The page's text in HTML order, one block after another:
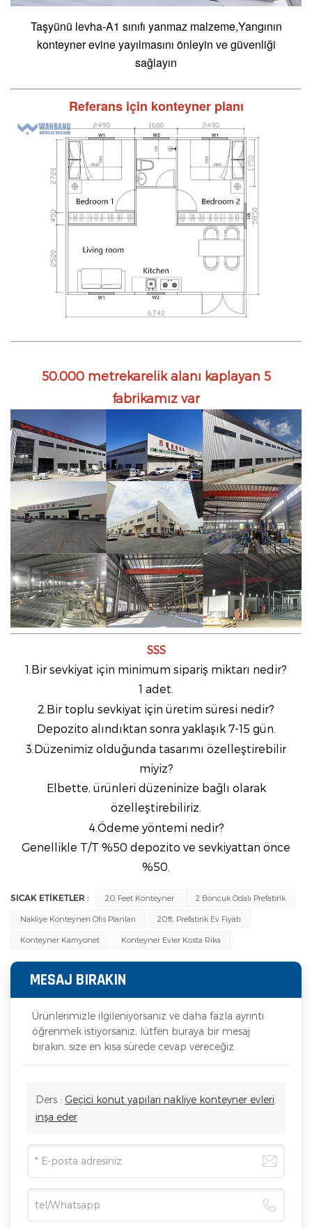
Taşyünü levha-A1 sınıfı yanmaz malzeme,Yangının
konteyner evine yayılmasını önleyin ve güvenliği
sağlayın
Referans için konteyner planı
50.000 metrekarelik alanı kaplayan 5
fabrikamız var
SSS
1.Bir sevkiyat için minimum sipariş miktarı nedir?
1 adet.
2.Bir toplu sevkiyat için üretim süresi nedir?
Depozito alındıktan sonra yaklaşık 7-15 gün.
3.Düzenimiz olduğunda tasarımı özelleştirebilir
miyiz?
Elbette, ürünleri düzeninize bağlı olarak
özelleştirebiliriz.
4.Ödeme yöntemi nedir?
Genellikle T/T %50 depozito ve sevkiyattan önce
%50.
SICAK ETİKETLER : 20 Feet Konteyner 2 Boncuk Odalı Prefabrik
Nakliye Konteyneri Ofis Planları 20ft. Prefabrik Ev Fiyatı
Konteyner Kamyonet Konteyner Evler Kosta Rika
MESAJ BIRAKIN
Ürünlerimizle ilgileniyorsanız ve daha fazla ayrıntı
öğrenmek istiyorsanız, lütfen buraya bir mesaj
bırakın, size en kısa sürede cevap vereceğiz.
Ders : Geçici konut yapıları nakliye konteyner evleri
inşa eder